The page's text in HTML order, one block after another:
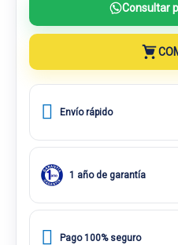
Consultar
Envío rápido
1 año de garantía
Pago 100% seguro